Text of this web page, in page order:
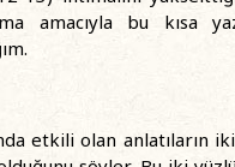
amacıyla bu kısa
etkili olan anlatıların